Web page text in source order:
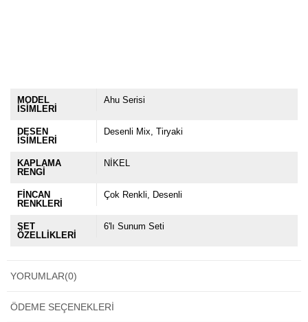
MODEL
İSİMLERİ
Ahu Serisi
DESEN
İSİMLERİ
Desenli Mix Tiryaki
KAPLAMA
RENGİ
NİKEL
FİNCAN
RENKLERİ
Çok Renkli Desenli
SET
ÖZELLİKLERİ
6'lı Sunum Seti
YORUMLAR(0)
ÖDEME SEÇENEKLERI